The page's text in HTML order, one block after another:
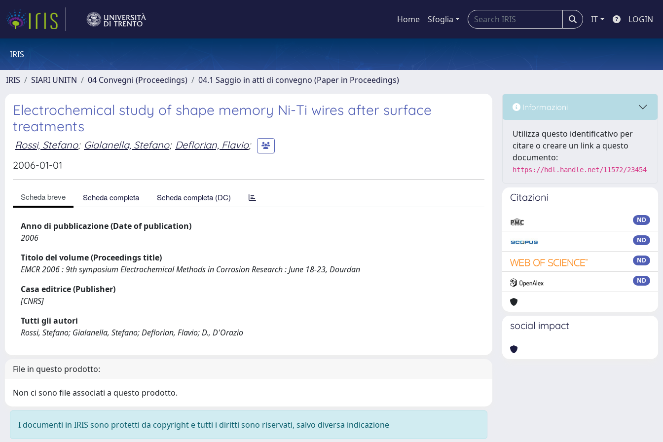
Home Sfoglia IT LOGIN
IRIS
IRIS SIARI UNITN 04 Convegni (Proceedings) 04.1 Saggio in atti di convegno (Paper in Proceedings)
Electrochemical study of shape memory Ni-Ti wires after surface
treatments
Rossi, Stefano; Gialanella, Stefano; Deflorian, Flavio;
2006-01-01
Scheda breve Scheda completa Scheda completa (DC)
Anno di pubblicazione (Date of publication)
2006
Titolo del volume (Proceedings title)
EMCR 2006 : 9th symposium Electrochemical Methods in Corrosion Research : June 18-23, Dourdan
Casa editrice (Publisher)
[CNRS]
Tutti gli autori
Rossi, Stefano; Gialanella, Stefano; Deflorian, Flavio; D., D'Orazio
File in questo prodotto:
Non ci sono file associati a questo prodotto.
I documenti in IRIS sono protetti da copyright e tutti i diritti sono riservati, salvo diversa indicazione
Informazioni
Utilizza questo identificativo per
citare o creare un link a questo
documento:
https://hdl.handle.net/11572/23454
Citazioni
ND
ND
ND
ND
social impact